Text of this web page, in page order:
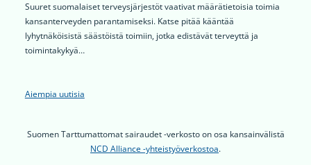
Suuret suomalaiset terveysjärjestöt vaativat määrätietoisia toimia
kansanterveyden parantamiseksi. Katse pitää kääntää
lyhytnäköisistä säästöistä toimiin, jotka edistävät terveyttä ja
toimintakykyä…
Aiempia uutisia
Suomen Tarttumattomat sairaudet -verkosto on osa kansainvälistä
NCD Alliance -yhteistyöverkostoa.